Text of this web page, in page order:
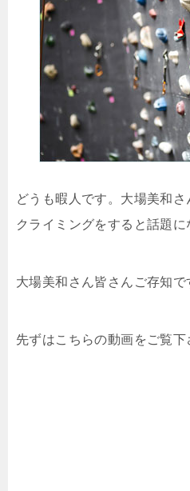
どうも暇人です。大場美和
クライミングをすると話題に
大場美和さん皆さんご存知で
先ずはこちらの動画をご覧下